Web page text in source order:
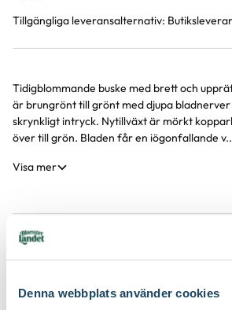
Denna webbplats använder cookies
Tillgängliga leveransalternativ:
Produktinformation
Tidigblommande buske med brett och
är brungrönt till grönt med djupa
skrynkligt intryck. Nytillväxt är mörkt
över till grön. Bladen får en iögonfallande
Visa mer
Produktspecifikation